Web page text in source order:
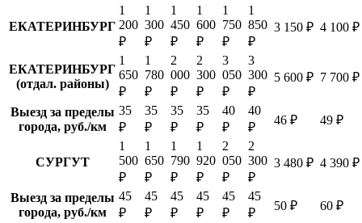
ЕКАТЕРИНБУРГ
1
200
₽
1
300
₽
1
450
₽
1
600
₽
1
750
₽
1
850
₽
3 150 ₽ 4 100 ₽
ЕКАТЕРИНБУРГ
(отдал. районы)
1
650
₽
1
780
₽
2
000
₽
2
300
₽
3
050
₽
3
300
₽
5 600 ₽ 7 700 ₽
Выезд за пределы
города, руб./км
35
₽
35
₽
35
₽
35
₽
40
₽
40
₽
46 ₽ 49 ₽
СУРГУТ
1
500
₽
1
650
₽
1
790
₽
1
920
₽
2
050
₽
2
300
₽
3 480 ₽ 4 390 ₽
Выезд за пределы
города, руб./км
45
₽
45
₽
45
₽
45
₽
45
₽
45
₽
50 ₽ 60 ₽